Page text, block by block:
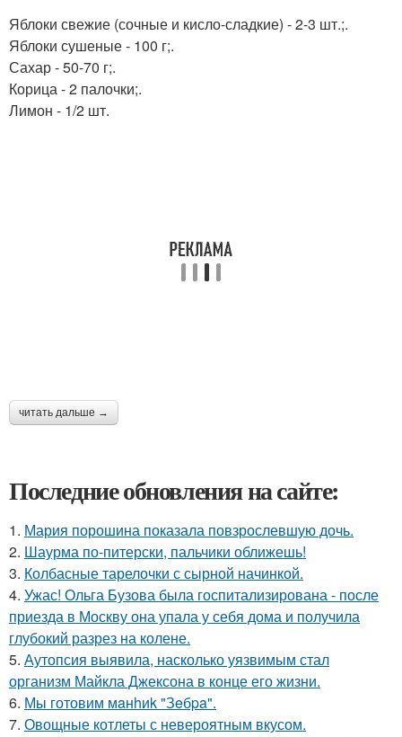
Яблоки свежие (сочные и кисло-сладкие) - 2-3 шт.;.
Яблоки сушеные - 100 г;.
Сахар - 50-70 г;.
Корица - 2 палочки;.
Лимон - 1/2 шт.
читать дальше →
Последние обновления на сайте:
1. Мария порошина показала повзрослевшую дочь.
2. Шаурма по-питерски, пальчики оближешь!
3. Колбасные тарелочки с сырной начинкой.
4. Ужас! Ольга Бузова была госпитализирована - после
приезда в Москву она упала у себя дома и получила
глубокий разрез на колене.
5. Аутопсия выявила, насколько уязвимым стал
организм Майкла Джексона в конце его жизни.
6. Мы готовим мaнhиk "Зeбpa".
7. Овощные котлеты с невероятным вкусом.